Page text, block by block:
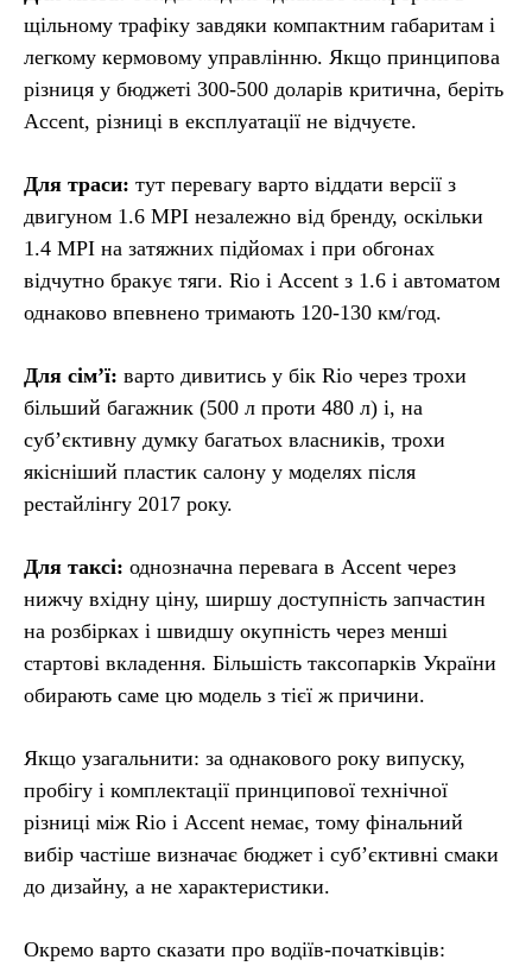
щільному трафіку завдяки компактним габаритам і
легкому кермовому управлінню. Якщо принципова
різниця у бюджеті 300-500 доларів критична, беріть
Accent, різниці в експлуатації не відчуєте.
Для траси: тут перевагу варто віддати версії з
двигуном 1.6 MPI незалежно від бренду, оскільки
1.4 MPI на затяжних підйомах і при обгонах
відчутно бракує тяги. Rio і Accent з 1.6 і автоматом
однаково впевнено тримають 120-130 км/год.
Для сім’ї: варто дивитись у бік Rio через трохи
більший багажник (500 л проти 480 л) і, на
суб’єктивну думку багатьох власників, трохи
якісніший пластик салону у моделях після
рестайлінгу 2017 року.
Для таксі: однозначна перевага в Accent через
нижчу вхідну ціну, ширшу доступність запчастин
на розбірках і швидшу окупність через менші
стартові вкладення. Більшість таксопарків України
обирають саме цю модель з тієї ж причини.
Якщо узагальнити: за однакового року випуску,
пробігу і комплектації принципової технічної
різниці між Rio і Accent немає, тому фінальний
вибір частіше визначає бюджет і суб’єктивні смаки
до дизайну, а не характеристики.
Окремо варто сказати про водіїв-початківців: